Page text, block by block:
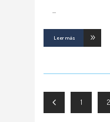
Leer más
1 2